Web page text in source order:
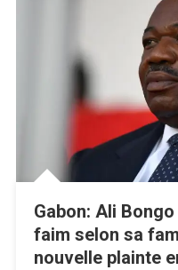
Gabon: Ali
faim selon sa
nouvelle plainte